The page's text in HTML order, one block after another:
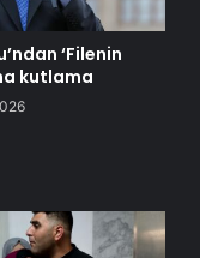
‘Filenin
kutlama